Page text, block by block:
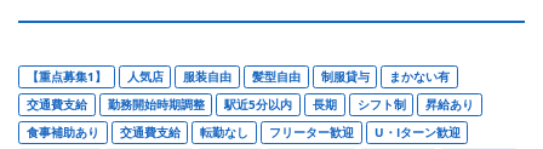
【重点募集1】 人気店 服装自由 髪型自由 制服貸与
まかない有
交通費支給
勤務開始時期調整 駅近5分以内 長期 シフト制
昇給あり
食事補助あり
交通費支給 転勤なし フリーター歓迎
U・Iターン歓迎